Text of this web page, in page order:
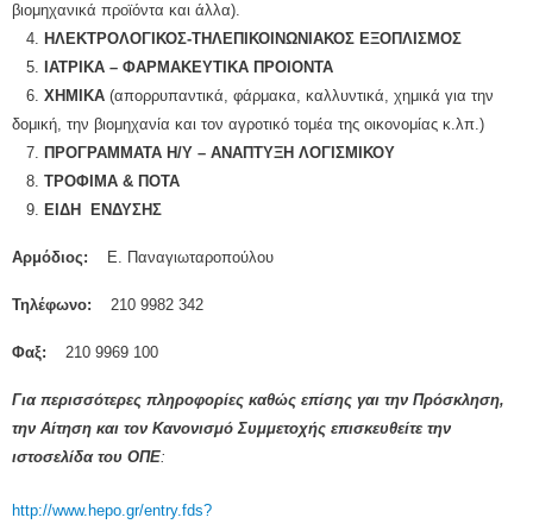
βιομηχανικά προϊόντα και άλλα).
4. ΗΛΕΚΤΡΟΛΟΓΙΚΟΣ-ΤΗΛΕΠΙΚΟΙΝΩΝΙΑΚΟΣ ΕΞΟΠΛΙΣΜΟΣ
5. ΙΑΤΡΙΚΑ – ΦΑΡΜΑΚΕΥΤΙΚΑ ΠΡΟΙΟΝΤΑ
6. ΧΗΜΙΚΑ (απορρυπαντικά, φάρμακα, καλλυντικά, χημικά για την
δομική, την βιομηχανία και τον αγροτικό τομέα της οικονομίας κ.λπ.)
7. ΠΡΟΓΡΑΜΜΑΤΑ Η/Υ – ΑΝΑΠΤΥΞΗ ΛΟΓΙΣΜΙΚΟΥ
8. ΤΡΟΦΙΜΑ & ΠΟΤΑ
9. ΕΙΔΗ ΕΝΔΥΣΗΣ
Αρμόδιος: Ε. Παναγιωταροπούλου
Τηλέφωνο: 210 9982 342
Φαξ: 210 9969 100
Για περισσότερες πληροφορίες καθώς επίσης γαι την Πρόσκληση,
την Αίτηση και τον Κανονισμό Συμμετοχής επισκευθείτε την
ιστοσελίδα του ΟΠΕ:
http://www.hepo.gr/entry.fds?